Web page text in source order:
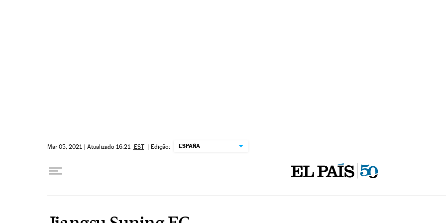
Mar 05, 2021 | Atualizado 16:21 EST | Edição: ESPAÑA